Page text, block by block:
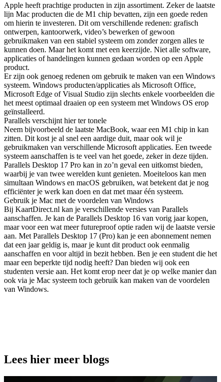
Apple heeft prachtige producten in zijn assortiment. Zeker de laatste
lijn Mac producten die de M1 chip bevatten, zijn een goede reden
om hierin te investeren. Dit om verschillende redenen: grafisch
ontwerpen, kantoorwerk, video’s bewerken of gewoon
gebruikmaken van een stabiel systeem om zonder zorgen alles te
kunnen doen. Maar het komt met een keerzijde. Niet alle software,
applicaties of handelingen kunnen gedaan worden op een Apple
product.
Er zijn ook genoeg redenen om gebruik te maken van een Windows
systeem. Windows producten/applicaties als Microsoft Office,
Microsoft Edge of Visual Studio zijn slechts enkele voorbeelden die
het meest optimaal draaien op een systeem met Windows OS erop
geïnstalleerd.
Parallels verschijnt hier ter tonele
Neem bijvoorbeeld de laatste MacBook, waar een M1 chip in kan
zitten. Dit kost je al snel een aardige duit, maar ook wil je
gebruikmaken van verschillende Microsoft applicaties. Een tweede
systeem aanschaffen is te veel van het goede, zeker in deze tijden.
Parallels Desktop 17 Pro kan in zo’n geval een uitkomst bieden,
waarbij je van twee werelden kunt genieten. Moeiteloos kan men
simultaan Windows en macOS gebruiken, wat betekent dat je nog
efficiënter je werk kan doen en dat met maar één systeem.
Gebruik je Mac met de voordelen van Windows
Bij KaartDirect.nl kan je verschillende versies van Parallels
aanschaffen. Je kan de Parallels Desktop 16 van vorig jaar kopen,
maar voor een wat meer futureproof optie raden wij de laatste versie
aan. Met Parallels Desktop 17 (Pro) kan je een abonnement nemen
dat een jaar geldig is, maar je kunt dit product ook eenmalig
aanschaffen en voor altijd in bezit hebben. Ben je een student die het
maar een beperkte tijd nodig heeft? Dan bieden wij ook een
studenten versie aan. Het komt erop neer dat je op welke manier dan
ook via je Mac systeem toch gebruik kan maken van de voordelen
van Windows.
Lees hier meer blogs